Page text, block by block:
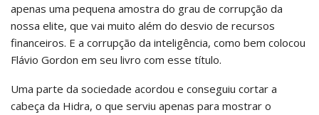
apenas uma pequena amostra do grau de corrupção da
nossa elite, que vai muito além do desvio de recursos
financeiros. E a corrupção da inteligência, como bem colocou
Flávio Gordon em seu livro com esse título.
Uma parte da sociedade acordou e conseguiu cortar a
cabeça da Hidra, o que serviu apenas para mostrar o